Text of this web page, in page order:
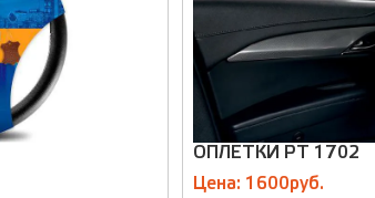
ОПЛЕТКИ PT 1702
Цена: 1600руб.